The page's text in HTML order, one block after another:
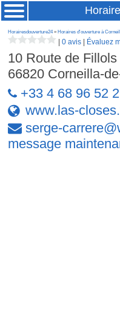
Horairesdouverture24» Horaires d'ouverture à
|0 avis Évaluez
10 Route de Fillols
66820 Corneilla-
+33 4 68 96 52
www.las-
serge-carrere@
message